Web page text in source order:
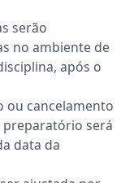
serão
no ambiente de
após o
ou cancelamento
preparatório será
data da